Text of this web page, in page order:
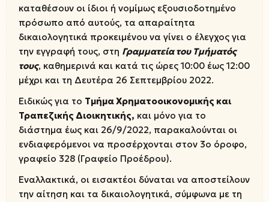
καταθέσουν οι ίδιοι ή νομίμως εξουσιοδοτημένο
πρόσωπο από αυτούς, τα απαραίτητα
δικαιολογητικά προκειμένου να γίνει ο έλεγχος για
την εγγραφή τους, στη Γραμματεία του Τμήματός
τους, καθημερινά και κατά τις ώρες 10:00 έως 12:00
μέχρι και τη Δευτέρα 26 Σεπτεμβρίου 2022.
Ειδικώς για το Τμήμα Χρηματοοικονομικής και
Τραπεζικής Διοικητικής, και μόνο για το
διάστημα έως και 26/9/2022, παρακαλούνται οι
ενδιαφερόμενοι να προσέρχονται στον 3ο όροφο,
γραφείο 328 (Γραφείο Προέδρου).
Εναλλακτικά, οι εισακτέοι δύναται να αποστείλουν
την αίτηση και τα δικαιολογητικά, σύμφωνα με τη